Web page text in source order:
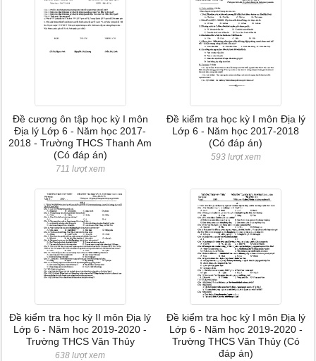
Đề cương ôn tập học kỳ I môn
Địa lý Lớp 6 - Năm học 2017-
2018 - Trường THCS Thanh Am
(Có đáp án)
711 lượt xem
Đề kiểm tra học kỳ I môn Địa lý
Lớp 6 - Năm học 2017-2018
(Có đáp án)
593 lượt xem
Đề kiểm tra học kỳ II môn Địa lý
Lớp 6 - Năm học 2019-2020 -
Trường THCS Văn Thủy
638 lượt xem
Đề kiểm tra học kỳ I môn Địa lý
Lớp 6 - Năm học 2019-2020 -
Trường THCS Văn Thủy (Có
đáp án)